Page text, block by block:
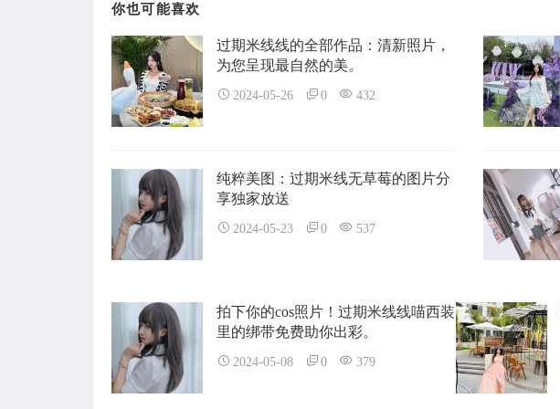
你也可能喜欢
过期米线线的全部作品：清新照片，
为您呈现最自然的美。
2024-05-26 0 432
纯粹美图：过期米线无草莓的图片分
享独家放送
2024-05-23 0 537
拍下你的cos照片！过期米线线喵西装
里的绑带免费助你出彩。
2024-05-08 0 379